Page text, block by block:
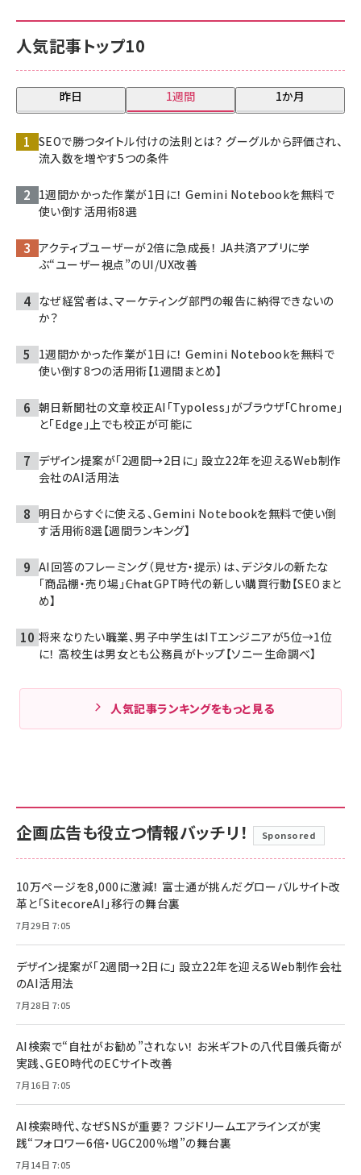
人気記事トップ10
昨日 1週間 1か月
SEOで勝つタイトル付けの法則とは？ グーグルから評価され、
流入数を増やす5つの条件
1週間かかった作業が1日に！ Gemini Notebookを無料で
使い倒す活用術8選
アクティブユーザーが2倍に急成長！ JA共済アプリに学
ぶ“ユーザー視点”のUI/UX改善
なぜ経営者は、マーケティング部門の報告に納得できないの
か？
1週間かかった作業が1日に！ Gemini Notebookを無料で
使い倒す8つの活用術【1週間まとめ】
朝日新聞社の文章校正AI「Typoless」がブラウザ「Chrome」
と「Edge」上でも校正が可能に
デザイン提案が「2週間→2日に」 設立22年を迎えるWeb制作
会社のAI活用法
明日からすぐに使える、Gemini Notebookを無料で使い倒
す活用術8選【週間ランキング】
AI回答のフレーミング（見せ方・提示）は、デジタルの新たな
「商品棚・売り場」――ChatGPT時代の新しい購買行動【SEOまと
め】
将来なりたい職業、男子中学生はITエンジニアが5位→1位
に！ 高校生は男女とも公務員がトップ【ソニー生命調べ】
人気記事ランキングをもっと見る
企画広告も役立つ情報バッチリ！ Sponsored
10万ページを8,000に激減！ 富士通が挑んだグローバルサイト改
革と「SitecoreAI」移行の舞台裏
7月29日 7:05
デザイン提案が「2週間→2日に」 設立22年を迎えるWeb制作会社
のAI活用法
7月28日 7:05
AI検索で“自社がお勧め”されない！ お米ギフトの八代目儀兵衛が
実践、GEO時代のECサイト改善
7月16日 7:05
AI検索時代、なぜSNSが重要？ フジドリームエアラインズが実
践“フォロワー6倍・UGC200％増”の舞台裏
7月14日 7:05